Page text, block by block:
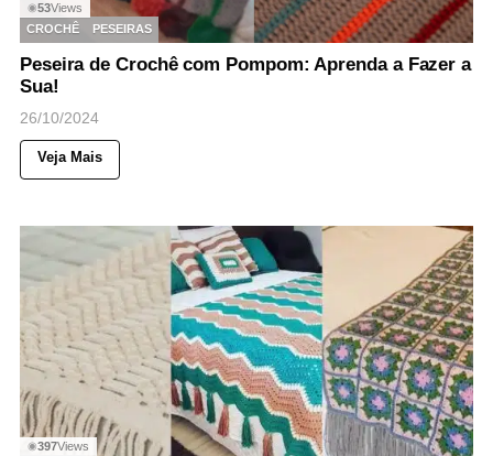
◉53Views
CROCHÊ
PESEIRAS
Peseira de Crochê com Pompom: Aprenda a Fazer a
Sua!
26/10/2024
Veja Mais
◉397Views